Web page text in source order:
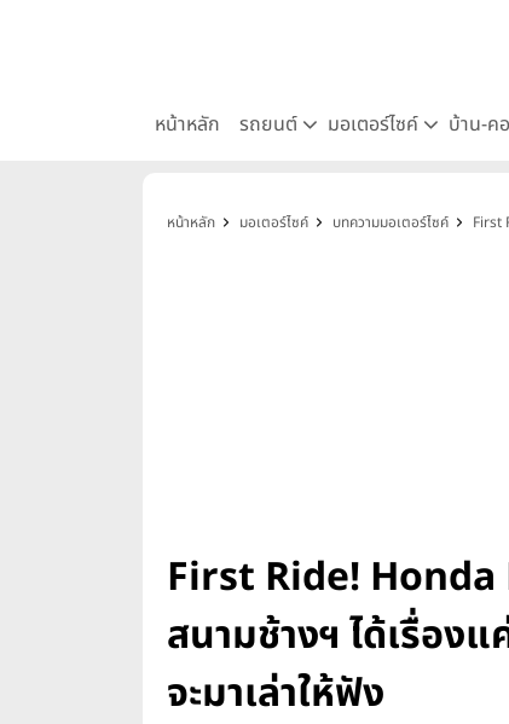
หน้าหลัก รถยนต์ มอเตอร์ไซค์ บ้าน-ค
หน้าหลัก มอเตอร์ไซค์ บทความมอเตอร์ไซค์ First
First Ride! Honda
สนามช้างฯ ได้เรื่อง
จะมาเล่าให้ฟัง